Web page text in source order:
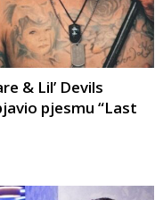
& Lil’ Devils
pjesmu “Last